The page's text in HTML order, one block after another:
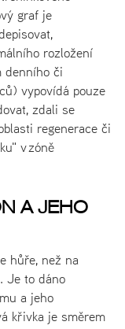
graf je
rozložení
denního či
vypovídá pouze
zdali se
regenerace či
v zóně
A JEHO
hůře, než na
Je to dáno
a jeho
křivka je směrem